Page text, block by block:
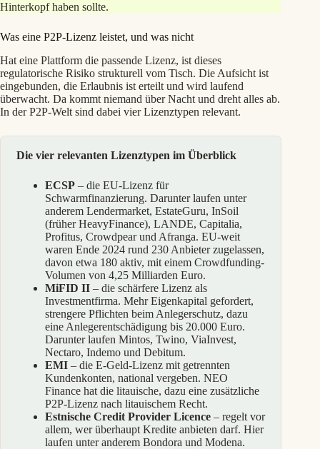
Hinterkopf haben sollte.
Was eine P2P-Lizenz leistet, und was nicht
Hat eine Plattform die passende Lizenz, ist dieses
regulatorische Risiko strukturell vom Tisch. Die Aufsicht ist
eingebunden, die Erlaubnis ist erteilt und wird laufend
überwacht. Da kommt niemand über Nacht und dreht alles ab.
In der P2P-Welt sind dabei vier Lizenztypen relevant.
Die vier relevanten Lizenztypen im Überblick
ECSP – die EU-Lizenz für
Schwarmfinanzierung. Darunter laufen unter
anderem Lendermarket, EstateGuru, InSoil
(früher HeavyFinance), LANDE, Capitalia,
Profitus, Crowdpear und Afranga. EU-weit
waren Ende 2024 rund 230 Anbieter zugelassen,
davon etwa 180 aktiv, mit einem Crowdfunding-
Volumen von 4,25 Milliarden Euro.
MiFID II – die schärfere Lizenz als
Investmentfirma. Mehr Eigenkapital gefordert,
strengere Pflichten beim Anlegerschutz, dazu
eine Anlegerentschädigung bis 20.000 Euro.
Darunter laufen Mintos, Twino, ViaInvest,
Nectaro, Indemo und Debitum.
EMI – die E-Geld-Lizenz mit getrennten
Kundenkonten, national vergeben. NEO
Finance hat die litauische, dazu eine zusätzliche
P2P-Lizenz nach litauischem Recht.
Estnische Credit Provider Licence – regelt vor
allem, wer überhaupt Kredite anbieten darf. Hier
laufen unter anderem Bondora und Modena.